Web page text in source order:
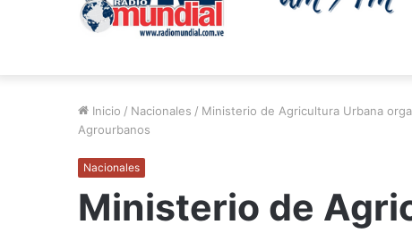
Inicio / Nacionales / Ministerio de Agricultura Urbana
Agrourbanos
Nacionales
Ministerio de